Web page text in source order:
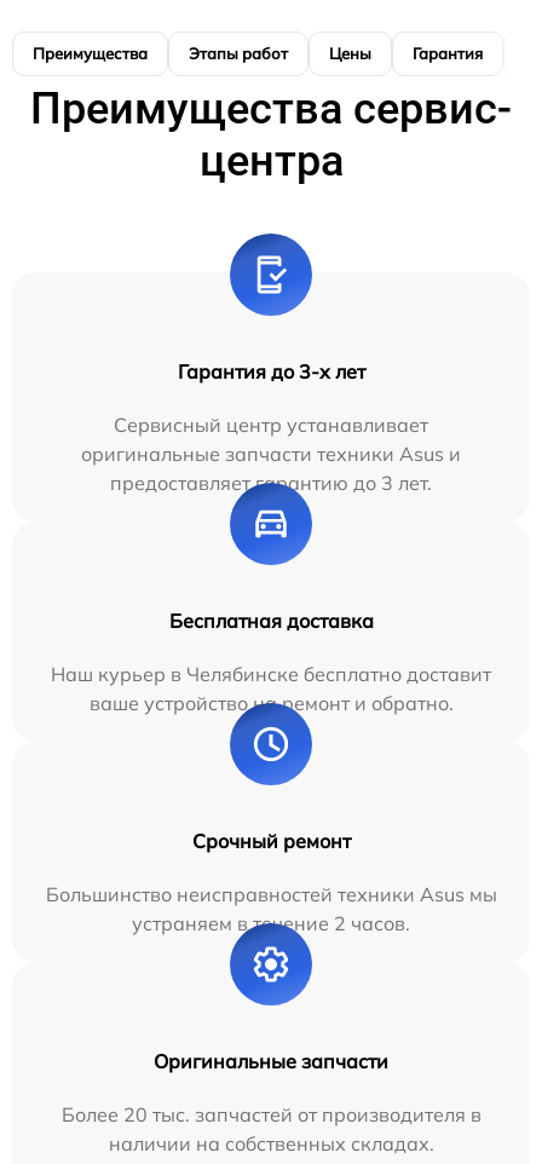
Преимущества Этапы работ Цены Гарантия
Преимущества сервис-
центра
Гарантия до 3-х лет
Сервисный центр устанавливает
оригинальные запчасти техники Asus и
предоставляет гарантию до 3 лет.
Бесплатная доставка
Наш курьер в Челябинске бесплатно доставит
ваше устройство на ремонт и обратно.
Срочный ремонт
Большинство неисправностей техники Asus мы
устраняем в течение 2 часов.
Оригинальные запчасти
Более 20 тыс. запчастей от производителя в
наличии на собственных складах.